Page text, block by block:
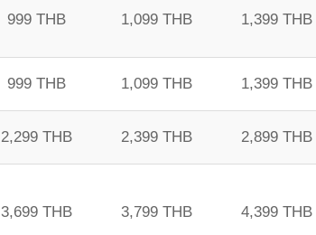
999 THB 1,099 THB 1,399 THB
999 THB 1,099 THB 1,399 THB
2,299 THB 2,399 THB 2,899 THB
3,699 THB 3,799 THB 4,399 THB